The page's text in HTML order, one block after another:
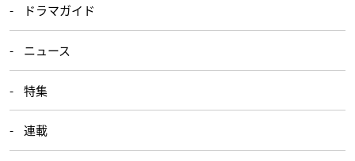
ドラマガイド
ニュース
特集
連載